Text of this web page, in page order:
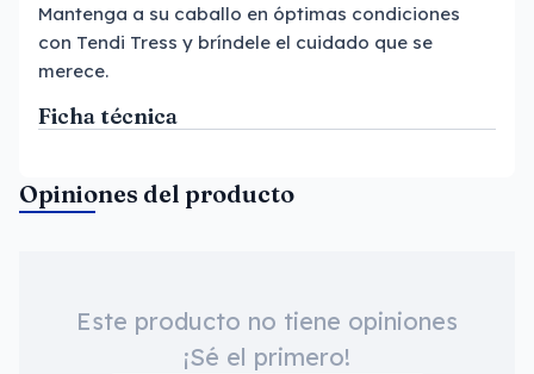
Mantenga a su caballo en óptimas condiciones
con Tendi Tress y bríndele el cuidado que se
merece.
Ficha técnica
Opiniones del producto
Este producto no tiene opiniones
¡Sé el primero!